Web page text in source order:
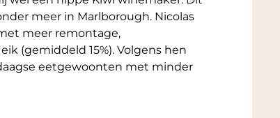
meer in Marlborough. Nicolas
meer remontage,
(gemiddeld 15%). Volgens hen
eetgewoonten met minder